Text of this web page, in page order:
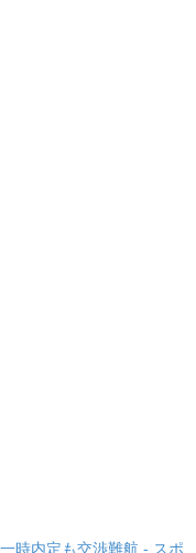
時内定も交渉難航 - スポ